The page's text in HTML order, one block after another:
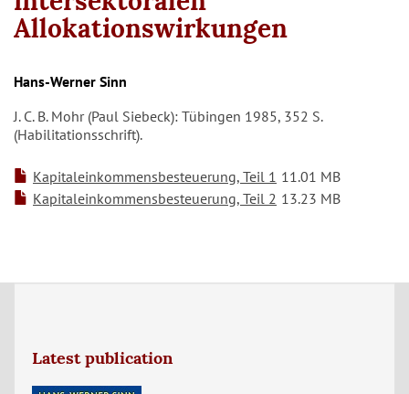
Allokationswirkungen
Hans-Werner Sinn
J. C. B. Mohr (Paul Siebeck): Tübingen 1985, 352 S.
(Habilitationsschrift).
Kapitaleinkommensbesteuerung, Teil 1 11.01 MB
Kapitaleinkommensbesteuerung, Teil 2 13.23 MB
Latest publication